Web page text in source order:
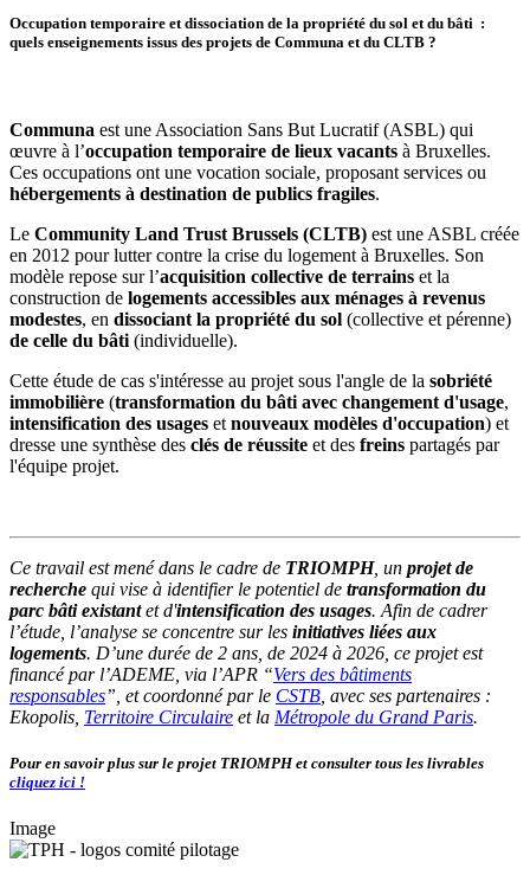
Occupation temporaire et dissociation de la propriété du sol et du bâti :
quels enseignements issus des projets de Communa et du CLTB ?
Communa est une Association Sans But Lucratif (ASBL) qui
œuvre à l’occupation temporaire de lieux vacants à Bruxelles.
Ces occupations ont une vocation sociale, proposant services ou
hébergements à destination de publics fragiles.
Le Community Land Trust Brussels (CLTB) est une ASBL créée
en 2012 pour lutter contre la crise du logement à Bruxelles. Son
modèle repose sur l’acquisition collective de terrains et la
construction de logements accessibles aux ménages à revenus
modestes, en dissociant la propriété du sol (collective et pérenne)
de celle du bâti (individuelle).
Cette étude de cas s'intéresse au projet sous l'angle de la sobriété
immobilière (transformation du bâti avec changement d'usage,
intensification des usages et nouveaux modèles d'occupation) et
dresse une synthèse des clés de réussite et des freins partagés par
l'équipe projet.
Ce travail est mené dans le cadre de TRIOMPH, un projet de
recherche qui vise à identifier le potentiel de transformation du
parc bâti existantet d'intensification des usages. Afin de cadrer
l’étude, l’analyse se concentre sur les initiatives liées aux
logements. D’une durée de 2 ans, de 2024 à 2026, ce projet est
financé par l’ADEME, via l’APR “Vers des bâtiments
responsables”, et coordonné par le CSTB , avec ses partenaires :
Ekopolis, Territoire Circulaire et la Métropole du Grand Paris.
Pour en savoir plus sur le projet TRIOMPH et consulter tous les livrables
cliquez ici !
Image